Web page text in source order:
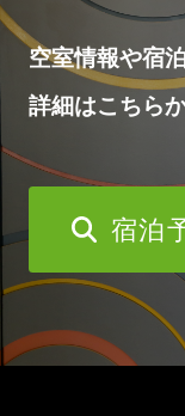
空室情報や宿
詳細はこちら
宿泊